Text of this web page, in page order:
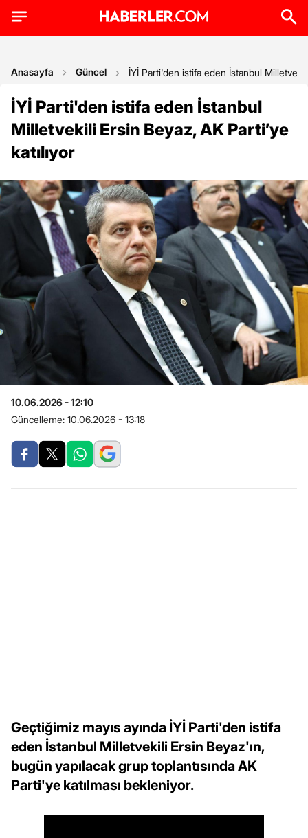
Anasayfa Güncel İYİ Parti'den istifa eden İstanbul
İYİ Parti'den istifa eden İstanbul
Milletvekili Ersin Beyaz, AK Parti’ye
katılıyor
10.06.2026 - 12:10
Güncelleme: 10.06.2026 - 13:18
Geçtiğimiz mayıs ayında İYİ Parti'den istifa
eden İstanbul Milletvekili Ersin Beyaz'ın,
bugün yapılacak grup toplantısında AK
Parti'ye katılması bekleniyor.